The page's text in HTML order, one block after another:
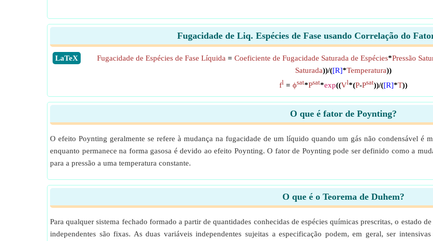
Fugacidade de Liq. Espécies de Fase usando Correlação do
​LaTeX Fugacidade de Espécies de Fase Líquida = Coeficiente de Fugacidade Saturada de Espécies*Pressão
Saturada))/([R]*Temperatura))
fl= ϕsat*Psat*exp((Vl*(P-Psat))/([R]*T))
O que é fator de Poynting?
O efeito Poynting geralmente se refere à mudança na fugacidade de um líquido quando um gás não condensável é
enquanto permanece na forma gasosa é devido ao efeito Poynting. O fator de Poynting pode ser definido como a
para a pressão a uma temperatura constante.
O que é o Teorema de Duhem?
Para qualquer sistema fechado formado a partir de quantidades conhecidas de espécies químicas prescritas, o estado
independentes são fixas. As duas variáveis independentes sujeitas a especificação podem, em geral, ser